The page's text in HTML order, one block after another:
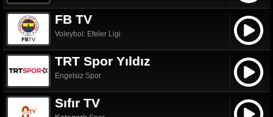
FB TV
Voleybol: Efeler Ligi
TRT Spor Yıldız
Engelsiz Spor
Sıfır TV